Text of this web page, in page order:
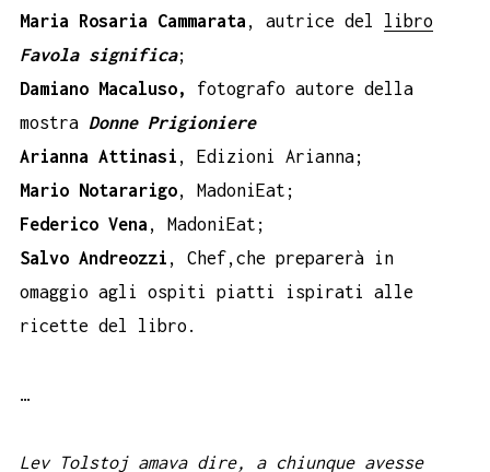
Maria Rosaria Cammarata , autrice del libro
Favola significa;
Damiano Macaluso, fotografo autore della
mostra Donne Prigioniere
Arianna Attinasi , Edizioni Arianna;
Mario Notararigo, MadoniEat;
Federico Vena , MadoniEat;
Salvo Andreozzi , Chef,che preparerà in
omaggio agli ospiti piatti ispirati alle
ricette del libro.
…
Lev Tolstoj amava dire, a chiunque avesse